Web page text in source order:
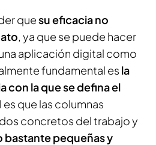
quesu eficacia no
, ya que se puede hacer
aplicación digital como
fundamental es la
con la que se defina el
es que las columnas
concretos del trabajo y
bastante pequeñas y